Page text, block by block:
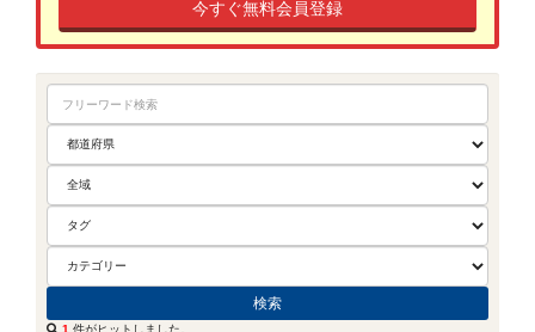
今すぐ無料会員登録
1 件がヒットしました。